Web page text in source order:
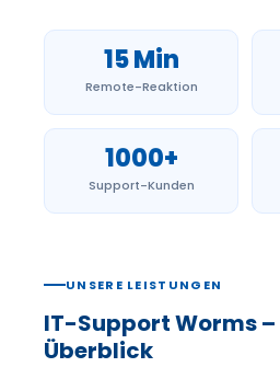
15 Min
Remote-Reaktion
1000+
Support-Kunden
UNSERE LEISTUNGEN
IT-Support Worms
Überblick